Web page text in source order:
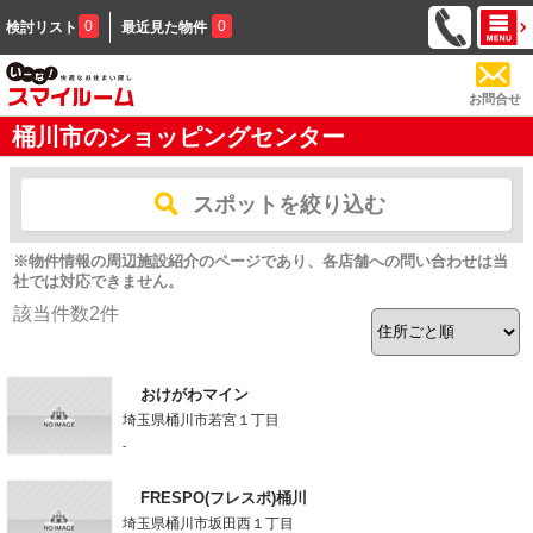
検討リスト 0 最近見た物件 0
お問合せ
桶川市のショッピングセンター
スポットを絞り込む
※物件情報の周辺施設紹介のページであり、各店舗への問い合わせは当
社では対応できません。
該当件数2件
おけがわマイン
埼玉県桶川市若宮１丁目
-
FRESPO(フレスポ)桶川
埼玉県桶川市坂田西１丁目